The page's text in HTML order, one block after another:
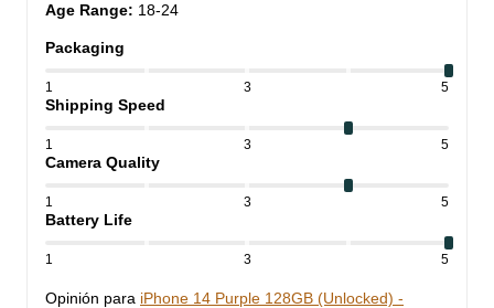
Age Range: 18-24
Packaging
1 3 5
Shipping Speed
1 3 5
Camera Quality
1 3 5
Battery Life
1 3 5
Opinión para iPhone 14 Purple 128GB (Unlocked) -